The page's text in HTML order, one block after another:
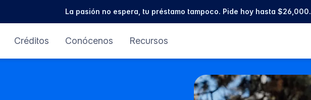
La pasión no espera, tu préstamo tampoco. Pide hoy hasta $26,000.
Créditos Conócenos Recursos